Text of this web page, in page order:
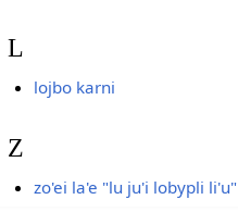
L
lojbo karni
Z
zo'ei la'e "lu ju'i lobypli li'u"